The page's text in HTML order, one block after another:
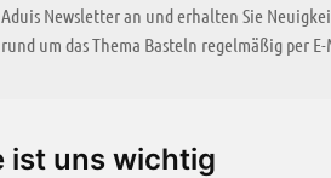
ist uns wichtig
Aduis Newsletter an und erhalten Sie
rund um das Thema Basteln regelmäßig per
KREATIV ZONE